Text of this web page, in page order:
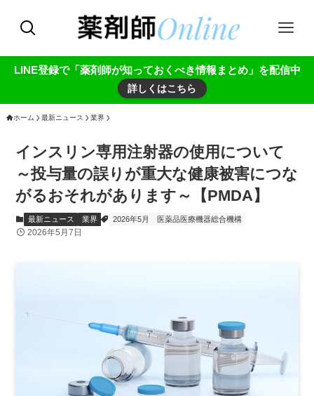
LINE登録で「薬剤師が知っておくべき情報まとめ」を配信中
詳しくはこちら
ホーム 最新ニュース 業界
インスリン専用注射器の使用について
～投与量の誤りが重大な健康被害につな
がるおそれがあります～【PMDA】
最新ニュース 業界 2026年5月 医薬品医療機器総合機構
2026年5月7日